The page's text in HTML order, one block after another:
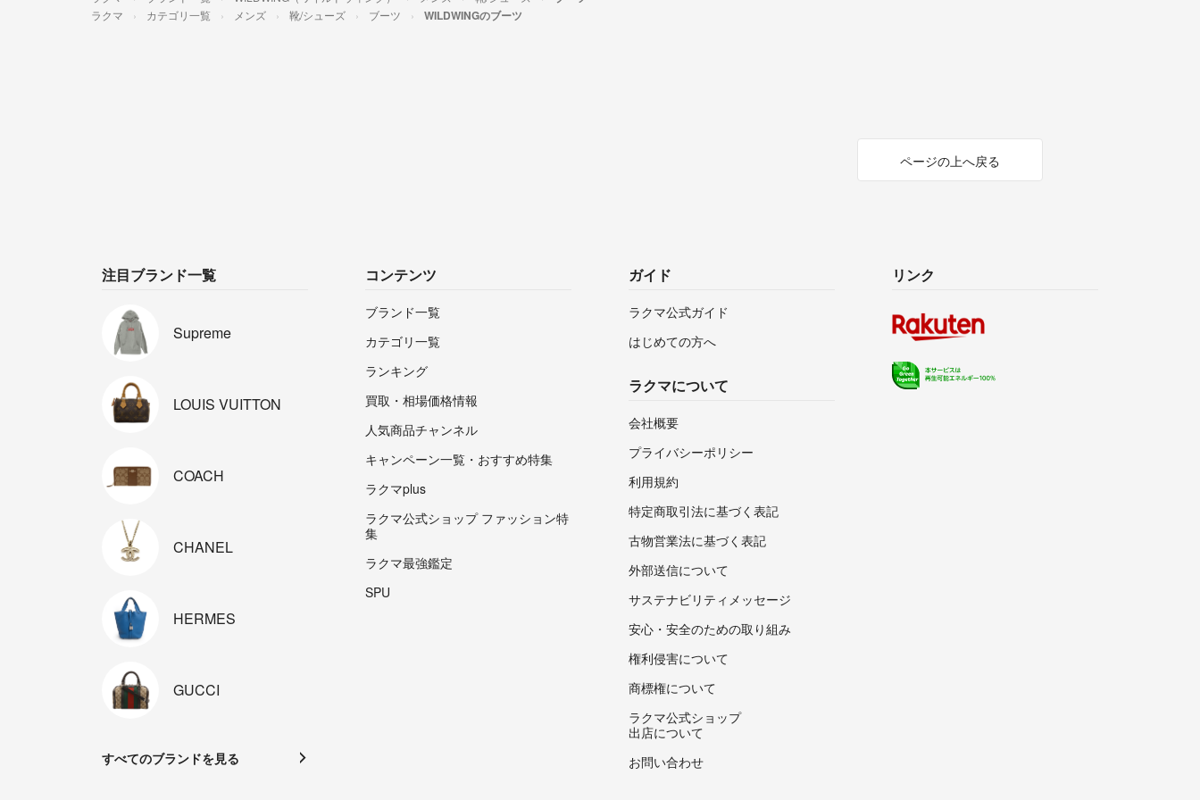
ラクマ カテゴリ一覧 メンズ 靴/シューズ ブーツ WILDWINGのブーツ
ページの上へ戻る
注目ブランド一覧
Supreme
LOUIS VUITTON
COACH
CHANEL
HERMES
GUCCI
すべてのブランドを見る
コンテンツ
ブランド一覧
カテゴリ一覧
ランキング
買取・相場価格情報
人気商品チャンネル
キャンペーン一覧・おすすめ特集
ラクマplus
ラクマ公式ショップ ファッション特
集
ラクマ最強鑑定
SPU
ガイド
ラクマ公式ガイド
はじめての方へ
ラクマについて
会社概要
プライバシーポリシー
利用規約
特定商取引法に基づく表記
古物営業法に基づく表記
外部送信について
サステナビリティメッセージ
安心・安全のための取り組み
権利侵害について
商標権について
ラクマ公式ショップ
出店について
お問い合わせ
リンク